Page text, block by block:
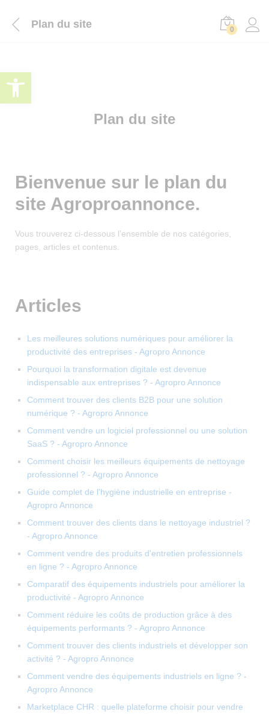
Plan du site 0
Plan du site
Bienvenue sur le plan du
site Agroproannonce.
Vous trouverez ci-dessous l’ensemble de nos catégories,
pages, articles et contenus.
Articles
Les meilleures solutions numériques pour améliorer la
productivité des entreprises - Agropro Annonce
Pourquoi la transformation digitale est devenue
indispensable aux entreprises ? - Agropro Annonce
Comment trouver des clients B2B pour une solution
numérique ? - Agropro Annonce
Comment vendre un logiciel professionnel ou une solution
SaaS ? - Agropro Annonce
Comment choisir les meilleurs équipements de nettoyage
professionnel ? - Agropro Annonce
Guide complet de l'hygiène industrielle en entreprise -
Agropro Annonce
Comment trouver des clients dans le nettoyage industriel ?
- Agropro Annonce
Comment vendre des produits d'entretien professionnels
en ligne ? - Agropro Annonce
Comparatif des équipements industriels pour améliorer la
productivité - Agropro Annonce
Comment réduire les coûts de production grâce à des
équipements performants ? - Agropro Annonce
Comment trouver des clients industriels et développer son
activité ? - Agropro Annonce
Comment vendre des équipements industriels en ligne ? -
Agropro Annonce
Marketplace CHR : quelle plateforme choisir pour vendre
Ouvrir la barre d’outils